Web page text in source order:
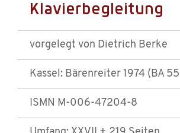
Klavierbegleitung
vorgelegt von Dietrich Berke
Kassel: Bärenreiter 1974 (BA
ISMN M-006-47204-8